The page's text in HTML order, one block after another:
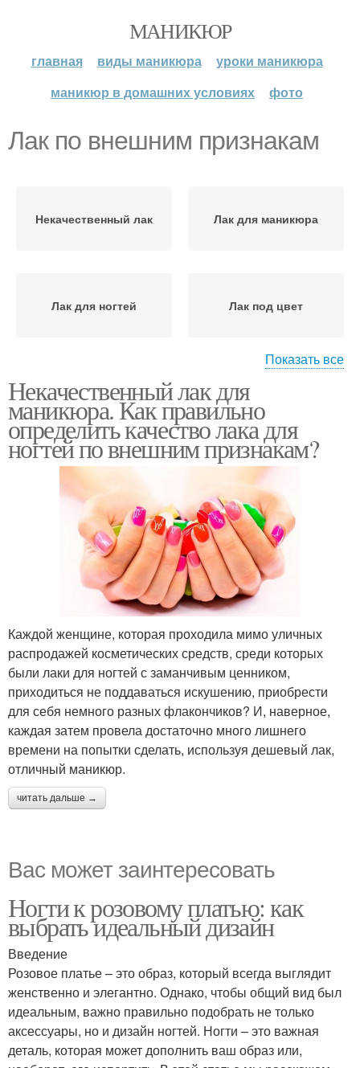
МАНИКЮР
главная виды маникюра
уроки маникюра
маникюр в домашних условиях
фото
Лак по внешним признакам
Некачественный лак Лак для маникюра
Лак для ногтей Лак под цвет
Лаки для ногтей Глянцевый лак
Матовый лак
Песочный лак
Показать все
Некачественный лак для
маникюра. Как правильно
определить качество лака для
ногтей по внешним признакам?
Каждой женщине, которая проходила мимо уличных
распродажей косметических средств, среди которых
были лаки для ногтей с заманчивым ценником,
приходиться не поддаваться искушению, приобрести
для себя немного разных флакончиков? И, наверное,
каждая затем провела достаточно много лишнего
времени на попытки сделать, используя дешевый лак,
отличный маникюр.
читать дальше →
Вас может заинтересовать
Ногти к розовому платью: как
выбрать идеальный дизайн
Введение
Розовое платье – это образ, который всегда выглядит
женственно и элегантно. Однако, чтобы общий вид был
идеальным, важно правильно подобрать не только
аксессуары, но и дизайн ногтей. Ногти – это важная
деталь, которая может дополнить ваш образ или,